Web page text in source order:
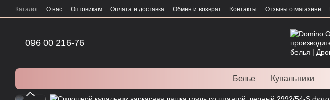
Перейти к основному контенту
Каталог О нас Оптовикам Оплата и доставка Обмен и возврат Контакты Отзывы о магазине
096 00 216-76
Белье Купальники